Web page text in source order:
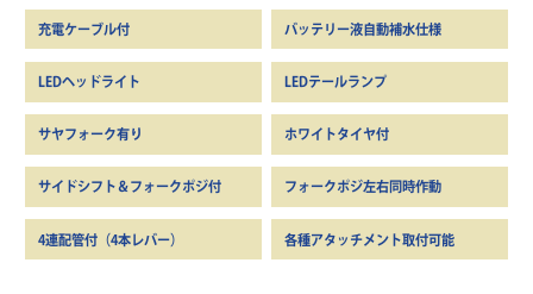
充電ケーブル付 バッテリー液自動補水仕様
LEDヘッドライト LEDテールランプ
サヤフォーク有り ホワイトタイヤ付
サイドシフト＆フォークポジ付 フォークポジ左右同時作動
4連配管付（4本レバー） 各種アタッチメント取付可能